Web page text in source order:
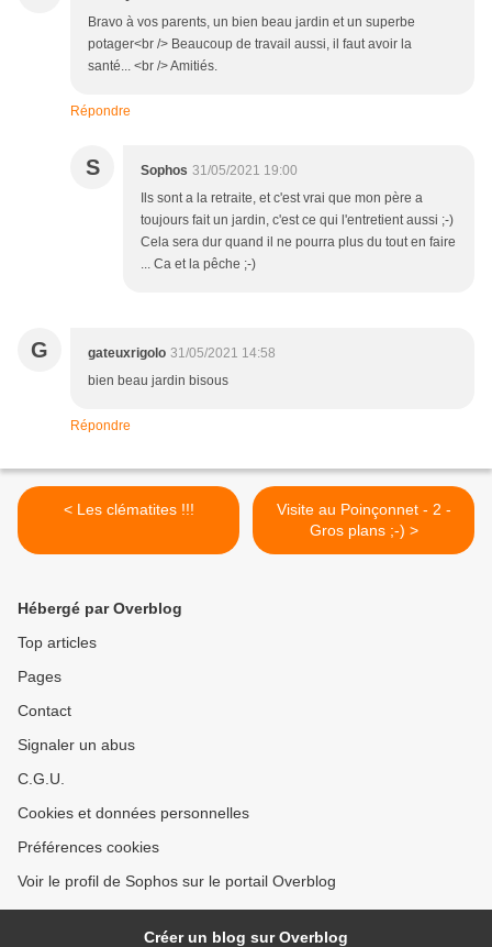
Bravo à vos parents, un bien beau jardin et un superbe
potager<br /> Beaucoup de travail aussi, il faut avoir la
santé... <br /> Amitiés.
Répondre
S Sophos 31/05/2021 19:00
Ils sont a la retraite, et c'est vrai que mon père a
toujours fait un jardin, c'est ce qui l'entretient aussi ;-)
Cela sera dur quand il ne pourra plus du tout en faire
... Ca et la pêche ;-)
G gateuxrigolo 31/05/2021 14:58
bien beau jardin bisous
Répondre
< Les clématites !!!
Visite au Poinçonnet - 2 -
Gros plans ;-) >
Hébergé par Overblog
Top articles
Pages
Contact
Signaler un abus
C.G.U.
Cookies et données personnelles
Préférences cookies
Voir le profil de Sophos sur le portail Overblog
Créer un blog sur Overblog